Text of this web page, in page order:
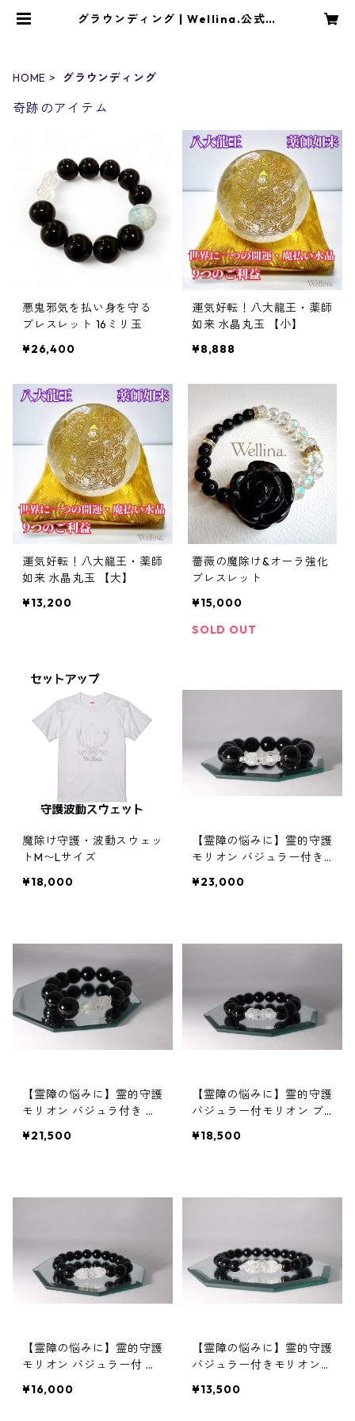
グラウンディング | Wellina.公式ネ
HOME グラウンディング
奇跡のアイテム
悪鬼邪気を払い身を守る
ブレスレット 16ミリ玉
¥26,400
運気好転！八大龍王・薬師
如来 水晶丸玉 【小】
¥8,888
運気好転！八大龍王・薬師
如来 水晶丸玉 【大】
¥13,200
薔薇の魔除け&オーラ強化
ブレスレット
¥15,000
SOLD OUT
魔除け守護・波動スウェッ
トM〜Lサイズ
¥18,000
【霊障の悩みに】霊的守護
モリオン バジュラー付き
子オリジナル2
¥23,000
【霊障の悩みに】霊的守護
モリオン バジュラ付き ブ
6cm 1 えりこオリジナル
¥21,500
【霊障の悩みに】霊的守護
バジュラー付モリオン ブ
オリジナル3
¥18,500
【霊障の悩みに】霊的守護
モリオン バジュラー付 ブ
オリジナル4
¥16,000
【霊障の悩みに】霊的守護
バジュラー付きモリオン
cm 絵梨子オリジナル5
¥13,500